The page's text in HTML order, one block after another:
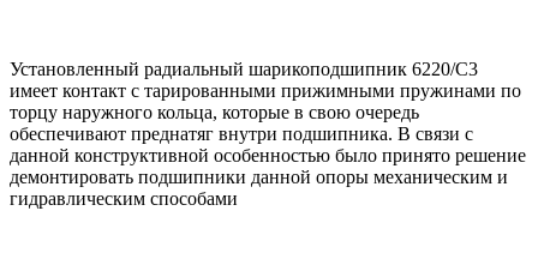
Установленный радиальный шарикоподшипник 6220/С3
имеет контакт с тарированными прижимными пружинами по
торцу наружного кольца, которые в свою очередь
обеспечивают преднатяг внутри подшипника. В связи с
данной конструктивной особенностью было принято решение
демонтировать подшипники данной опоры механическим и
гидравлическим способами